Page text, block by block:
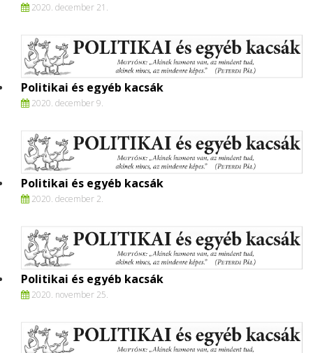
2020. december 21.
Politikai és egyéb kacsák
2020. december 9.
Politikai és egyéb kacsák
2020. december 2.
Politikai és egyéb kacsák
2020. november 25.